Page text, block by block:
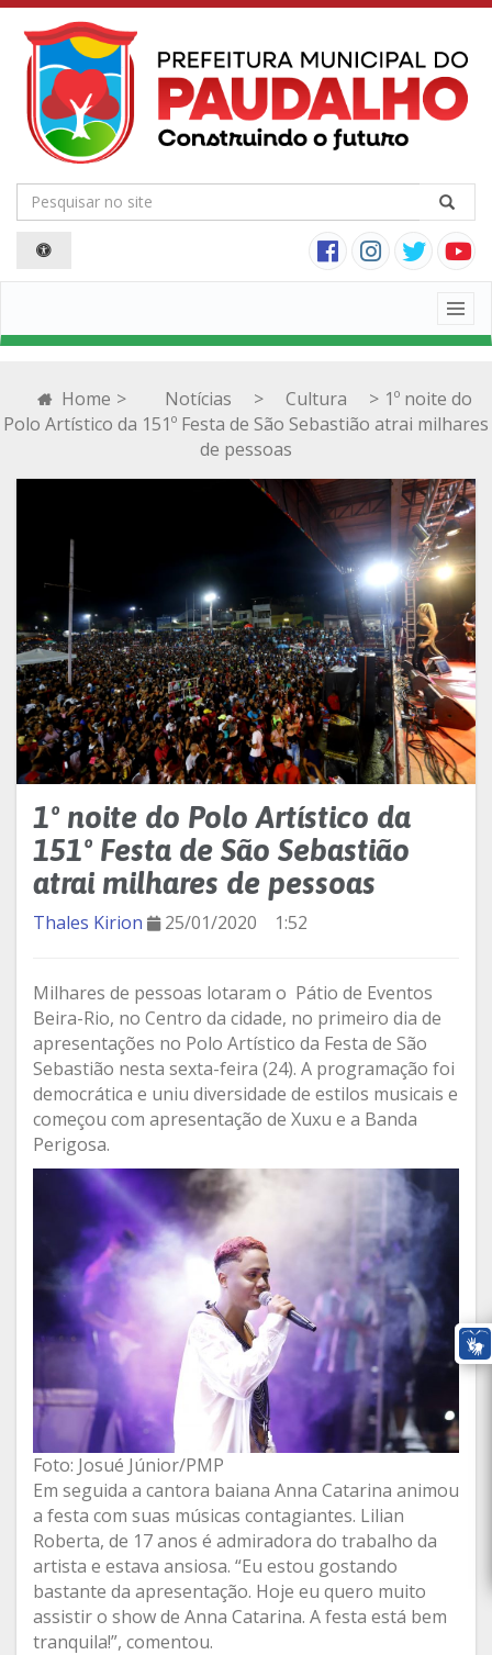
Home > Notícias > Cultura > 1º noite do
Polo Artístico da 151º Festa de São Sebastião atrai milhares
de pessoas
1º noite do Polo Artístico da
151º Festa de São Sebastião
atrai milhares de pessoas
Thales Kirion 25/01/2020 1:52
Milhares de pessoas lotaram o Pátio de Eventos
Beira-Rio, no Centro da cidade, no primeiro dia de
apresentações no Polo Artístico da Festa de São
Sebastião nesta sexta-feira (24). A programação foi
democrática e uniu diversidade de estilos musicais e
começou com apresentação de Xuxu e a Banda
Perigosa.
Foto: Josué Júnior/PMP
Em seguida a cantora baiana Anna Catarina animou
a festa com suas músicas contagiantes. Lilian
Roberta, de 17 anos é admiradora do trabalho da
artista e estava ansiosa. “Eu estou gostando
bastante da apresentação. Hoje eu quero muito
assistir o show de Anna Catarina. A festa está bem
tranquila!”, comentou.